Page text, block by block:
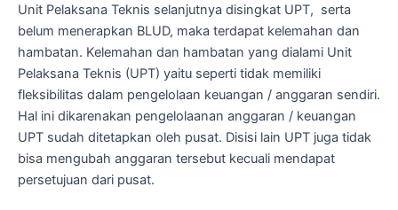
Unit Pelaksana Teknis selanjutnya disingkat UPT, serta
belum menerapkan BLUD, maka terdapat kelemahan dan
hambatan. Kelemahan dan hambatan yang dialami Unit
Pelaksana Teknis (UPT) yaitu seperti tidak memiliki
fleksibilitas dalam pengelolaan keuangan / anggaran sendiri.
Hal ini dikarenakan pengelolaanan anggaran / keuangan
UPT sudah ditetapkan oleh pusat. Disisi lain UPT juga tidak
bisa mengubah anggaran tersebut kecuali mendapat
persetujuan dari pusat.